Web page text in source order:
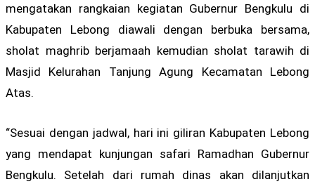
mengatakan rangkaian kegiatan Gubernur Bengkulu di
Kabupaten Lebong diawali dengan berbuka bersama,
sholat maghrib berjamaah kemudian sholat tarawih di
Masjid Kelurahan Tanjung Agung Kecamatan Lebong
Atas.
“Sesuai dengan jadwal, hari ini giliran Kabupaten Lebong
yang mendapat kunjungan safari Ramadhan Gubernur
Bengkulu. Setelah dari rumah dinas akan dilanjutkan